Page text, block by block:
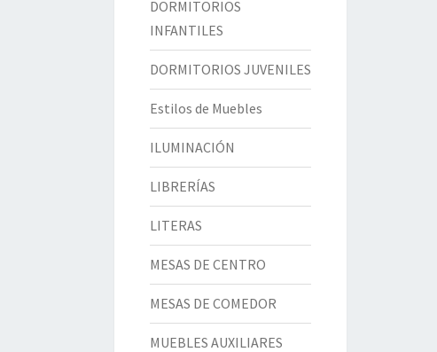
DORMITORIOS
INFANTILES
DORMITORIOS JUVENILES
Estilos de Muebles
ILUMINACIÓN
LIBRERÍAS
LITERAS
MESAS DE CENTRO
MESAS DE COMEDOR
MUEBLES AUXILIARES